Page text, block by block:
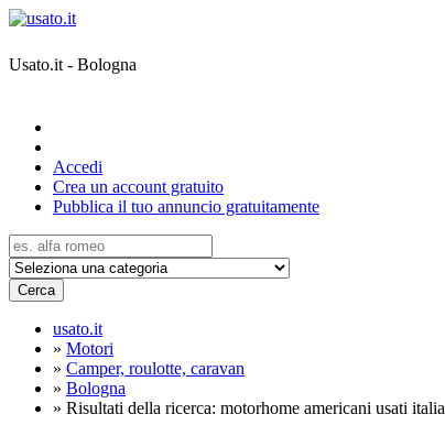
Usato.it - Bologna
Accedi
Crea un account gratuito
Pubblica il tuo annuncio gratuitamente
Cerca
usato.it
» Motori
» Camper, roulotte, caravan
» Bologna
» Risultati della ricerca: motorhome americani usati italia